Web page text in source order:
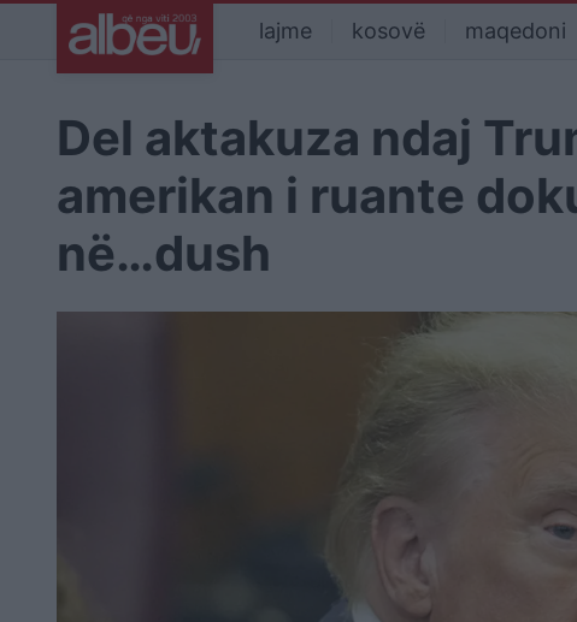
lajme kosovë maqedoni
Del aktakuza ndaj
amerikan i ruante
në…dush